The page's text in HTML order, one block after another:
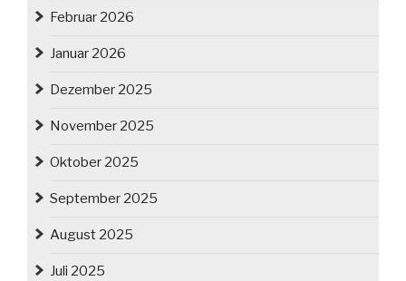
Februar 2026
Januar 2026
Dezember 2025
November 2025
Oktober 2025
September 2025
August 2025
Juli 2025